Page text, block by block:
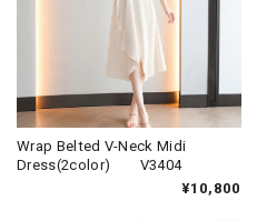
Wrap Belted V-Neck Midi
Dress(2color) V3404
¥10,800